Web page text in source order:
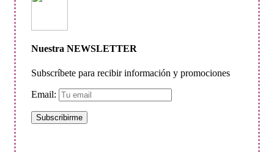
Nuestra NEWSLETTER
Subscríbete para recibir información y promociones
Email: